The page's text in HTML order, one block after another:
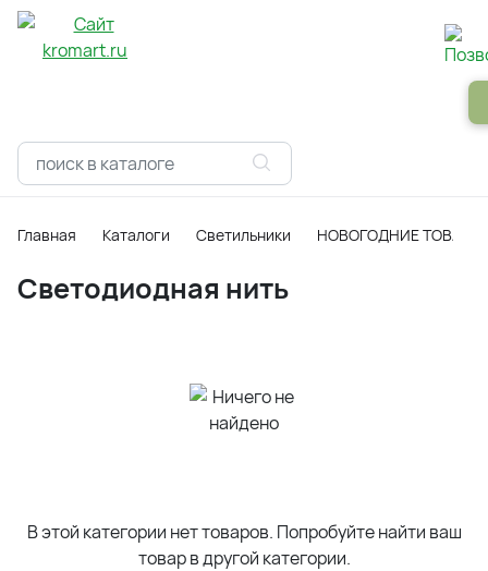
Главная Каталоги Светильники НОВОГОДНИЕ ТОВАРЫ
Светодиодная нить
В этой категории нет товаров. Попробуйте найти ваш
товар в другой категории.